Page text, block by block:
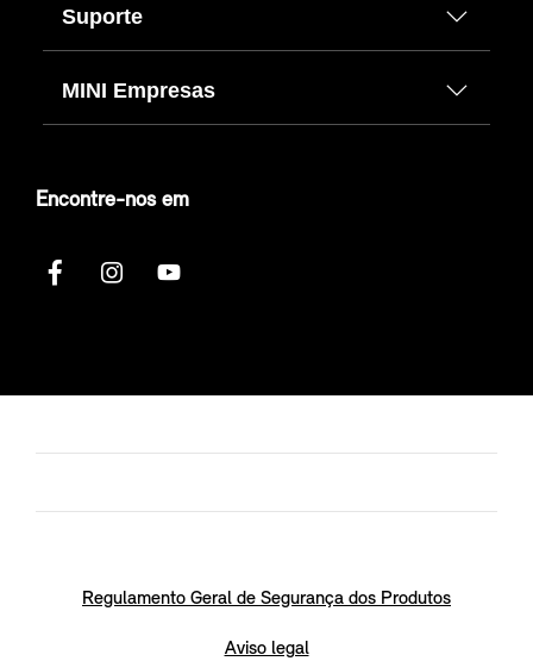
Suporte
MINI Empresas
Encontre-nos em
Regulamento Geral de Segurança dos Produtos
Aviso legal